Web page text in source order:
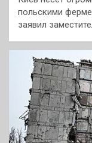
польскими
заявил